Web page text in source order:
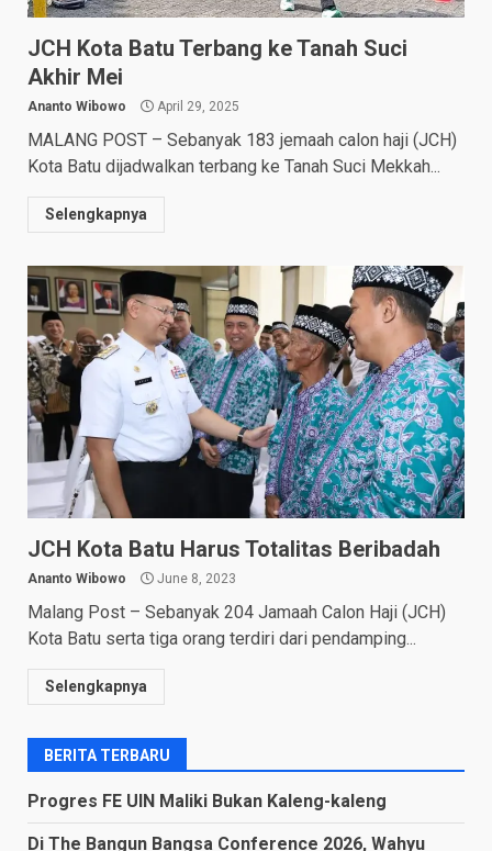
JCH Kota Batu Terbang ke Tanah Suci
Akhir Mei
Ananto Wibowo April 29, 2025
MALANG POST – Sebanyak 183 jemaah calon haji (JCH)
Kota Batu dijadwalkan terbang ke Tanah Suci Mekkah...
Selengkapnya
JCH Kota Batu Harus Totalitas Beribadah
Ananto Wibowo June 8, 2023
Malang Post – Sebanyak 204 Jamaah Calon Haji (JCH)
Kota Batu serta tiga orang terdiri dari pendamping...
Selengkapnya
BERITA TERBARU
Progres FE UIN Maliki Bukan Kaleng-kaleng
Di The Bangun Bangsa Conference 2026, Wahyu